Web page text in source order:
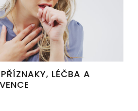
LÉČBA A